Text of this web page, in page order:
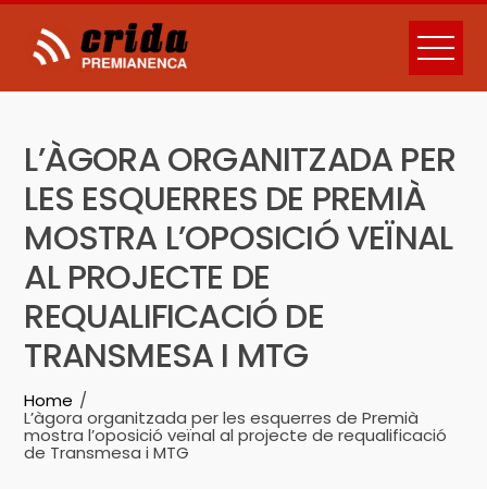
Skip
content
L’ÀGORA ORGANITZADA PER
LES ESQUERRES DE PREMIÀ
MOSTRA L’OPOSICIÓ VEÏNAL
AL PROJECTE DE
REQUALIFICACIÓ DE
TRANSMESA I MTG
Home
L’àgora organitzada per les esquerres de Premià
mostra l’oposició veïnal al projecte de requalificació
de Transmesa i MTG